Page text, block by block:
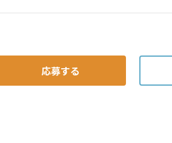
応募する